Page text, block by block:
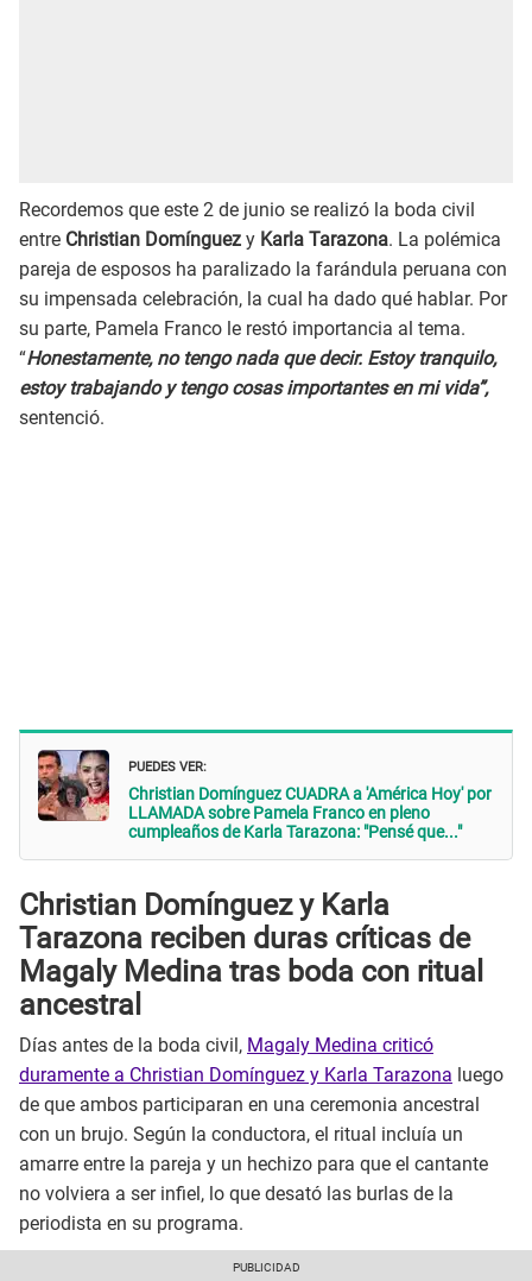
Recordemos que este 2 de junio se realizó la boda civil
entre Christian Domínguez y Karla Tarazona. La polémica
pareja de esposos ha paralizado la farándula peruana con
su impensada celebración, la cual ha dado qué hablar. Por
su parte, Pamela Franco le restó importancia al tema.
“Honestamente, no tengo nada que decir. Estoy tranquilo,
estoy trabajando y tengo cosas importantes en mi vida”,
sentenció.
PUEDES VER:
Christian Domínguez CUADRA a 'América Hoy' por
LLAMADA sobre Pamela Franco en pleno
cumpleaños de Karla Tarazona: "Pensé que..."
Christian Domínguez y Karla
Tarazona reciben duras críticas de
Magaly Medina tras boda con ritual
ancestral
Días antes de la boda civil, Magaly Medina criticó
duramente a Christian Domínguez y Karla Tarazona luego
de que ambos participaran en una ceremonia ancestral
con un brujo. Según la conductora, el ritual incluía un
amarre entre la pareja y un hechizo para que el cantante
no volviera a ser infiel, lo que desató las burlas de la
periodista en su programa.